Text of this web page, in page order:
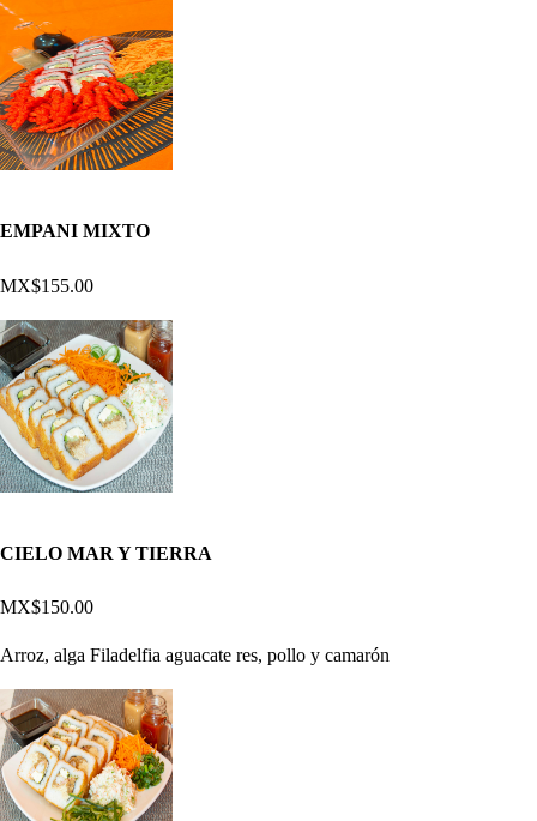
EMPANI MIXTO
MX$155.00
CIELO MAR Y TIERRA
MX$150.00
Arroz, alga Filadelfia aguacate res, pollo y camarón